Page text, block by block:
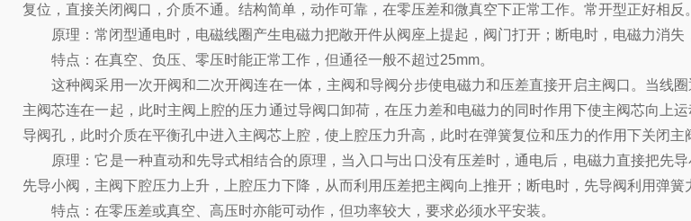
复位，直接关闭阀口，介质不通。结构简单，动作可靠，在零压差和微真空下正常工作。常开型正好相反
原理：常闭型通电时，电磁线圈产生电磁力把敞开件从阀座上提起，阀门打开；断电时，电磁力消失
特点：在真空、负压、零压时能正常工作，但通径一般不超过25mm。
这种阀采用一次开阀和二次开阀连在一体，主阀和导阀分步使电磁力和压差直接开启主阀口。当线
主阀芯连在一起，此时主阀上腔的压力通过导阀口卸荷，在压力差和电磁力的同时作用下使主阀芯向
导阀孔，此时介质在平衡孔中进入主阀芯上腔，使上腔压力升高，此时在弹簧复位和压力的作用下关闭
原理：它是一种直动和先导式相结合的原理，当入口与出口没有压差时，通电后，电磁力直接把先
先导小阀，主阀下腔压力上升，上腔压力下降，从而利用压差把主阀向上推开；断电时，先导阀利用弹簧
特点：在零压差或真空、高压时亦能可动作，但功率较大，要求必须水平安装。